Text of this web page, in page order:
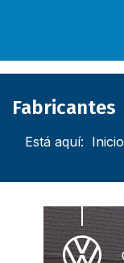
Fabricantes
Está aquí: Inicio